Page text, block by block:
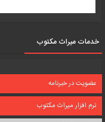
خدمات میراث مکتوب
عضویت در خبرنامه
نرم افزار میراث مکتوب